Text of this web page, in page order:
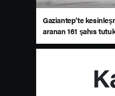
Gaziantep’te
aranan 161 şahıs